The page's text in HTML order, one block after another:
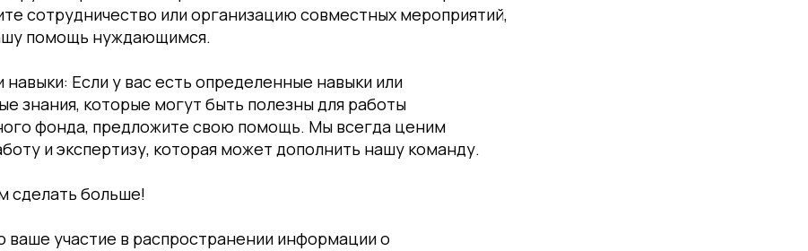
сотрудничество или организацию совместных мероприятий,
помощь нуждающимся.
Если у вас есть определенные навыки или
знания, которые могут быть полезны для работы
фонда, предложите свою помощь. Мы всегда ценим
и экспертизу, которая может дополнить нашу команду.
сделать больше!
ваше участие в распространении информации о